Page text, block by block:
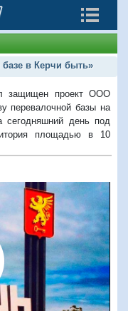
в Керчи быть»
защищен проект ООО
перевалочной базы на
сегодняшний день под
площадью в 10